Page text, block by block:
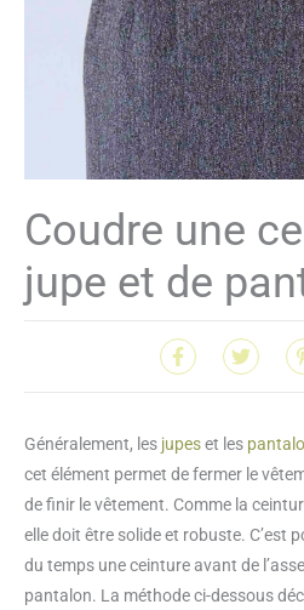
Coudre une
jupe et de
Généralement, les jupeset les
cet élément permet de fermer le
de finir le vêtement. Comme la
elle doit être solide et robuste. C’est
du temps une ceinture avant de
pantalon. La méthode ci-dessous